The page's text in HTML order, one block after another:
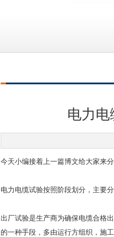
电力电
今天小编接着上一篇博文给大家来
电力电缆试验按照阶段划分，主要
出厂试验是生产商为确保电缆合格
的一种手段，多由运行方组织，施